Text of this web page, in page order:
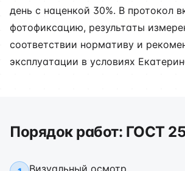
день с наценкой 30%. В протокол
фотофиксацию, результаты
соответствии нормативу и
эксплуатации в условиях
Порядок работ: ГОСТ
Визуальный осмотр